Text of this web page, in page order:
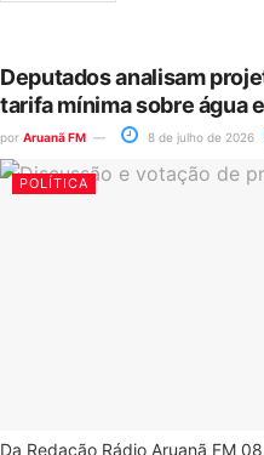
Deputados analisam
tarifa mínima sobre água
por Aruanã FM 8 de julho de 2026
POLÍTICA
Da Redação Rádio Aruanã FM